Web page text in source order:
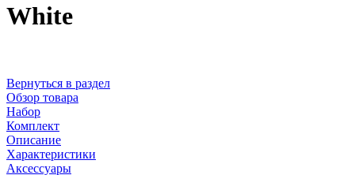
White
Вернуться в раздел
Обзор товара
Набор
Комплект
Описание
Характеристики
Аксессуары